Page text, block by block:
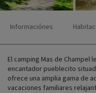
Informaciónes
El camping Mas de Champel
encantador pueblecito
ofrece una amplia gama de
vacaciones familiares